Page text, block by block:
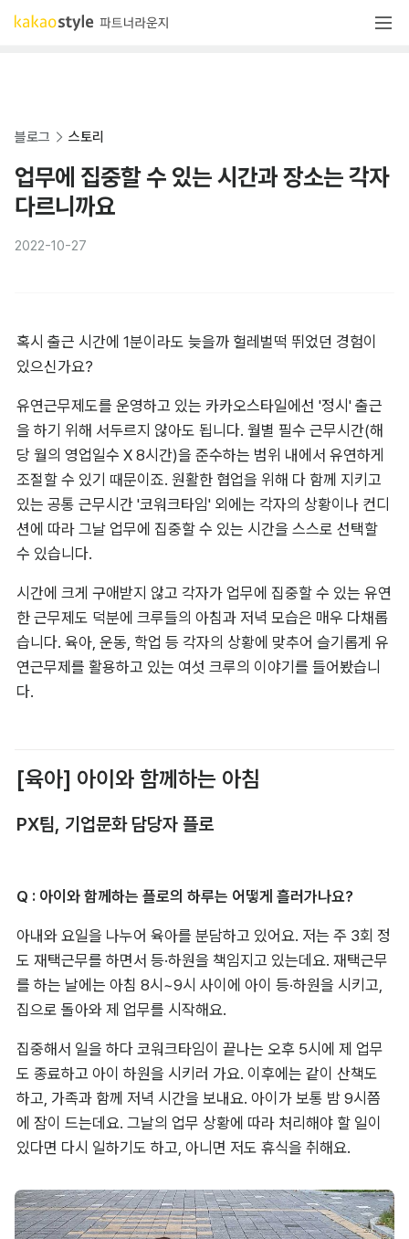
블로그 스토리
업무에 집중할 수 있는 시간과 장소는 각자
다르니까요
2022-10-27
혹시 출근 시간에 1분이라도 늦을까 헐레벌떡 뛰었던 경험이
있으신가요?
유연근무제도를 운영하고 있는 카카오스타일에선 '정시' 출근
을 하기 위해 서두르지 않아도 됩니다. 월별 필수 근무시간(해
당 월의 영업일수 X 8시간)을 준수하는 범위 내에서 유연하게
조절할 수 있기 때문이죠. 원활한 협업을 위해 다 함께 지키고
있는 공통 근무시간 '코워크타임' 외에는 각자의 상황이나 컨디
션에 따라 그날 업무에 집중할 수 있는 시간을 스스로 선택할
수 있습니다.
시간에 크게 구애받지 않고 각자가 업무에 집중할 수 있는 유연
한 근무제도 덕분에 크루들의 아침과 저녁 모습은 매우 다채롭
습니다. 육아, 운동, 학업 등 각자의 상황에 맞추어 슬기롭게 유
연근무제를 활용하고 있는 여섯 크루의 이야기를 들어봤습니
다.
[육아] 아이와 함께하는 아침
PX팀, 기업문화 담당자 플로
Q : 아이와 함께하는 플로의 하루는 어떻게 흘러가나요?
아내와 요일을 나누어 육아를 분담하고 있어요. 저는 주 3회 정
도 재택근무를 하면서 등·하원을 책임지고 있는데요. 재택근무
를 하는 날에는 아침 8시~9시 사이에 아이 등·하원을 시키고,
집으로 돌아와 제 업무를 시작해요.
집중해서 일을 하다 코워크타임이 끝나는 오후 5시에 제 업무
도 종료하고 아이 하원을 시키러 가요. 이후에는 같이 산책도
하고, 가족과 함께 저녁 시간을 보내요. 아이가 보통 밤 9시쯤
에 잠이 드는데요. 그날의 업무 상황에 따라 처리해야 할 일이
있다면 다시 일하기도 하고, 아니면 저도 휴식을 취해요.